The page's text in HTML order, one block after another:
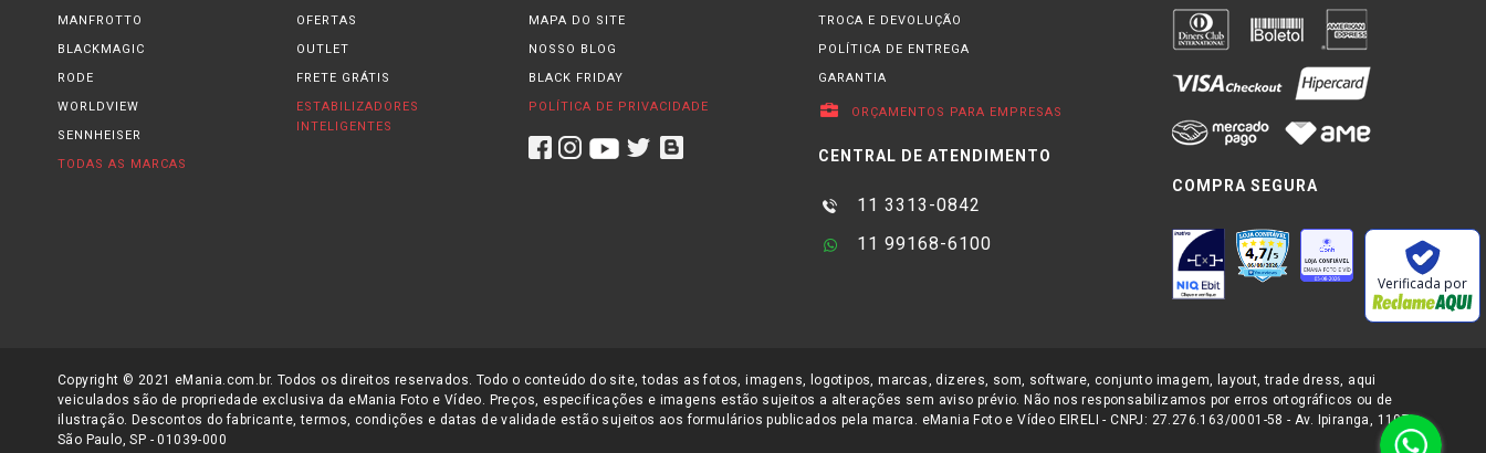
MANFROTTO
BLACKMAGIC
RODE
WORLDVIEW
SENNHEISER
TODAS AS MARCAS
OFERTAS
OUTLET
FRETE GRÁTIS
ESTABILIZADORES
INTELIGENTES
MAPA DO SITE
NOSSO BLOG
BLACK FRIDAY
POLÍTICA DE PRIVACIDADE
TROCA E DEVOLUÇÃO
POLÍTICA DE ENTREGA
GARANTIA
ORÇAMENTOS PARA EMPRESAS
CENTRAL DE ATENDIMENTO
11 3313-0842
11 99168-6100
COMPRA SEGURA
Verificada por
Copyright © 2021 eMania.com.br. Todos os direitos reservados. Todo o conteúdo do site, todas as fotos, imagens, logotipos, marcas, dizeres, som, software, conjunto imagem, layout, trade dress, aqui
veiculados são de propriedade exclusiva da eMania Foto e Vídeo. Preços, especificações e imagens estão sujeitos a alterações sem aviso prévio. Não nos responsabilizamos por erros ortográficos ou de
ilustração. Descontos do fabricante, termos, condições e datas de validade estão sujeitos aos formulários publicados pela marca. eMania Foto e Vídeo EIRELI - CNPJ: 27.276.163/0001-58 - Av. Ipiranga, 1107-
São Paulo, SP - 01039-000